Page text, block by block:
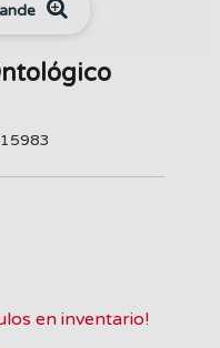
en inventario!